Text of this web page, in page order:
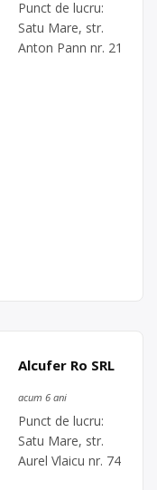
Punct de lucru:
Satu Mare, str.
Anton Pann nr. 21
Alcufer Ro SRL
acum 6 ani
Punct de lucru:
Satu Mare, str.
Aurel Vlaicu nr. 74